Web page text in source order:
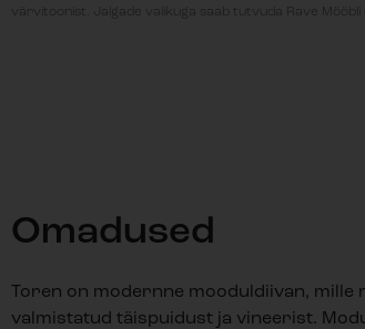
värvitoonist. Jalgade valikuga saab tutvuda Rave Mööbli
Omadused
Toren on modernne mooduldiivan, mille
valmistatud täispuidust ja vineerist.